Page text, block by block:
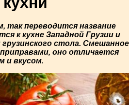
так переводится название
к кухне Западной Грузии и
стола. Смешанное
оно отличается
и вкусом.